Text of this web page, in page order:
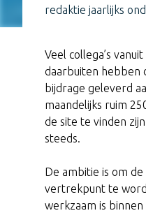
redaktie jaarlijks
Veel collega’s
daarbuiten hebben
bijdrage geleverd
maandelijks ruim
de site te vinden
steeds.
De ambitie is om
vertrekpunt te
werkzaam is binnen